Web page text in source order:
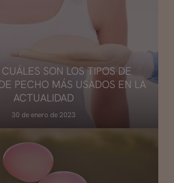
SON LOS TIPOS DE
PECHO MÁS USADOS EN LA
ACTUALIDAD
30 de enero de 2023